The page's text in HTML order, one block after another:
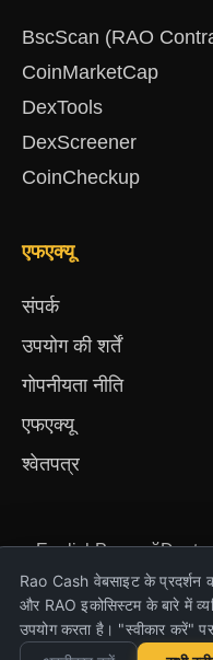
BscScan (RAO
CoinMarketCap
DexTools
DexScreener
CoinCheckup
एफएक्यू
संपर्क
उपयोग की शर्तें
गोपनीयता नीति
एफएक्यू
श्वेतपत्र
EnglishРусский
Türkçe
कॉपीराइट और $ Rao
Rao Cash वेबसाइट के
और RAO इकोसिस्टम के बारे में
उपयोग करता है। "स्वीकार करें"